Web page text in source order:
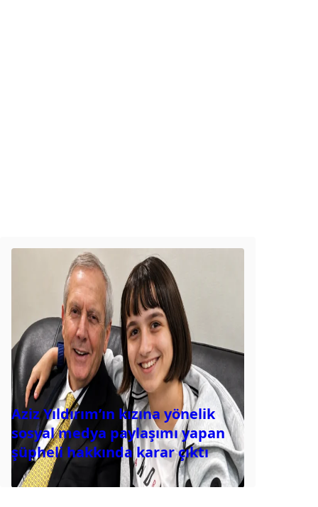
Aziz Yıldırım’ın kızına yönelik
sosyal medya paylaşımı yapan
şüpheli hakkında karar çıktı